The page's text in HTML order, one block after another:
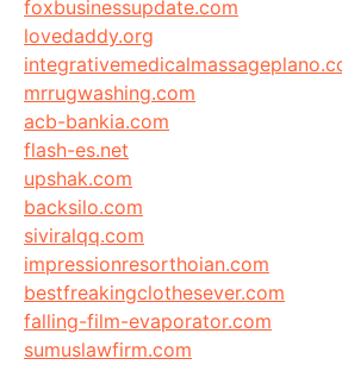
foxbusinessupdate.com
lovedaddy.org
mrrugwashing.com
acb-bankia.com
flash-es.net
upshak.com
backsilo.com
siviralqq.com
impressionresorthoian.com
bestfreakingclothesever.com
falling-film-evaporator.com
sumuslawfirm.com